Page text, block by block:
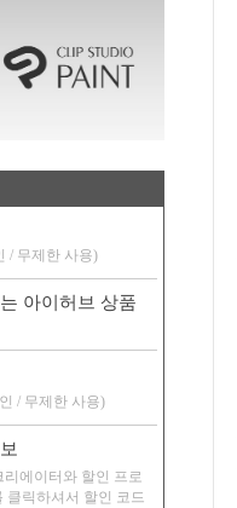
/ 무제한 사용)
아이허브 상품
/ 무제한 사용)
에이터와 할인 프로
클릭하셔서 할인 코드